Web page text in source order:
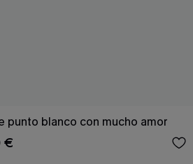
punto blanco con mucho amor
€